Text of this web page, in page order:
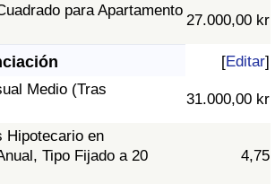
para Apartamento
27.000,00 kr
[Editar]
Medio (Tras
31.000,00 kr
Hipotecario en
Tipo Fijado a 20
4,75
por país
(Actual)